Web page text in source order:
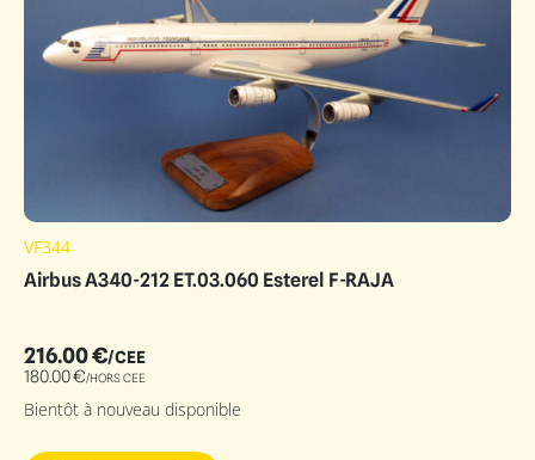
VF344
Airbus A340-212 ET.03.060 Esterel F-RAJA
216.00€/CEE
180.00€/HORS CEE
Bientôt à nouveau disponible